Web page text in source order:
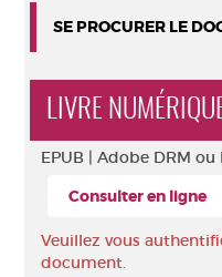
SE PROCURER LE
LIVRE
EPUB | Adobe DRM ou
Consulter en ligne
Veuillez vous
document.